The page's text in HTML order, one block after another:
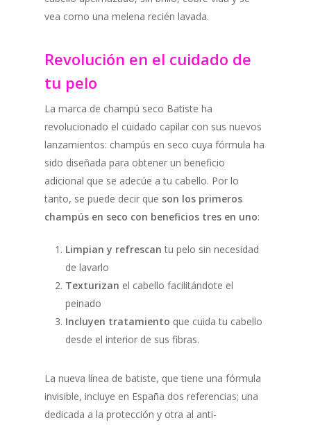
vea como una melena recién lavada.
Revolución en el cuidado de
tu pelo
La marca de champú seco Batiste ha
revolucionado el cuidado capilar con sus nuevos
lanzamientos: champús en seco cuya fórmula ha
sido diseñada para obtener un beneficio
adicional que se adecúe a tu cabello. Por lo
tanto, se puede decir que son los primeros
champús en seco con beneficios tres en uno:
Limpian y refrescan tu pelo sin necesidad
de lavarlo
Texturizan el cabello facilitándote el
peinado
Incluyen tratamiento que cuida tu cabello
desde el interior de sus fibras.
La nueva línea de batiste, que tiene una fórmula
invisible, incluye en España dos referencias; una
dedicada a la protección y otra al anti-